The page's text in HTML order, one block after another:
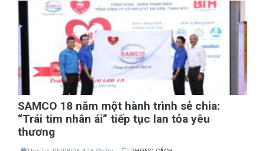
SAMCO 18 năm một hành trình sẻ chia:
“Trái tim nhân ái” tiếp tục lan tỏa yêu
thương